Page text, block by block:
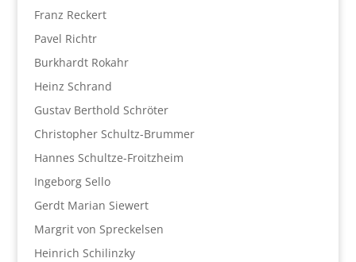
Franz Reckert
Pavel Richtr
Burkhardt Rokahr
Heinz Schrand
Gustav Berthold Schröter
Christopher Schultz-Brummer
Hannes Schultze-Froitzheim
Ingeborg Sello
Gerdt Marian Siewert
Margrit von Spreckelsen
Heinrich Schilinzky